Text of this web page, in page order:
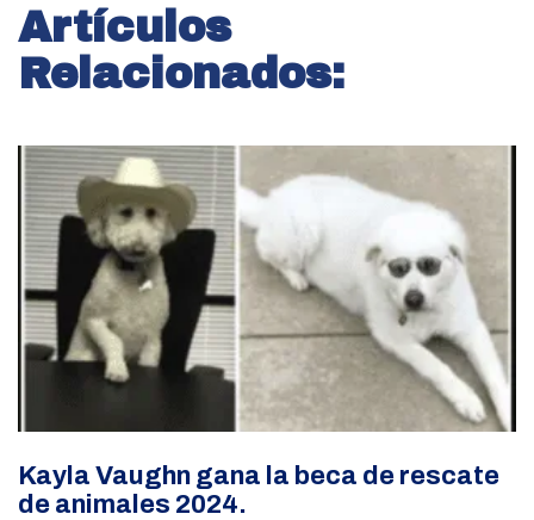
Artículos
Relacionados:
Kayla Vaughn gana la beca de rescate
de animales 2024.